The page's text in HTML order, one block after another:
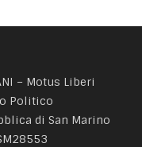
– Motus Liberi
Politico
di San Marino